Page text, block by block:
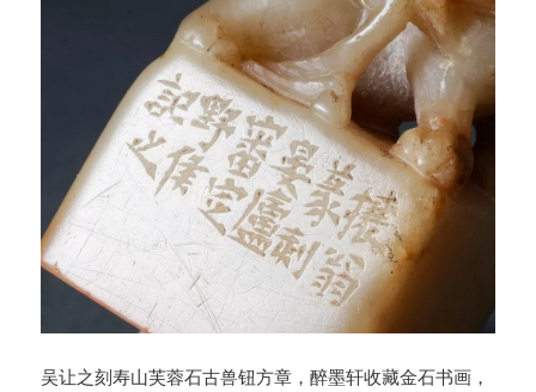
吴让之刻寿山芙蓉石古兽钮方章，醉墨轩收藏金石书画，